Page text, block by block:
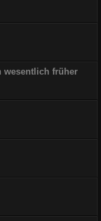
wesentlich früher